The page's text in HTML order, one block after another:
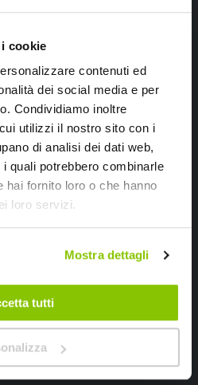
cookie
contenuti ed
dei social media e per
Condividiamo inoltre
utilizzi il nostro sito con i
di analisi dei dati web,
quali potrebbero combinarle
hai fornito loro o che hanno
loro servizi.
Mostra dettagli
tutti